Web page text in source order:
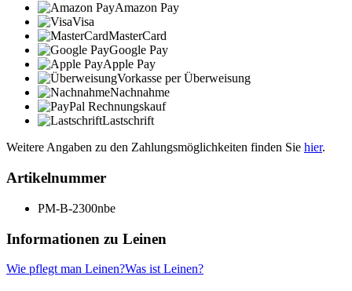
Amazon Pay
Visa
MasterCard
Google Pay
Apple Pay
Vorkasse per Überweisung
Nachnahme
Lastschrift
Weitere Angaben zu den Zahlungsmöglichkeiten finden Sie hier.
Artikelnummer
PM-B-2300nbe
Informationen zu Leinen
Wie pflegt man Leinen?Was ist Leinen?